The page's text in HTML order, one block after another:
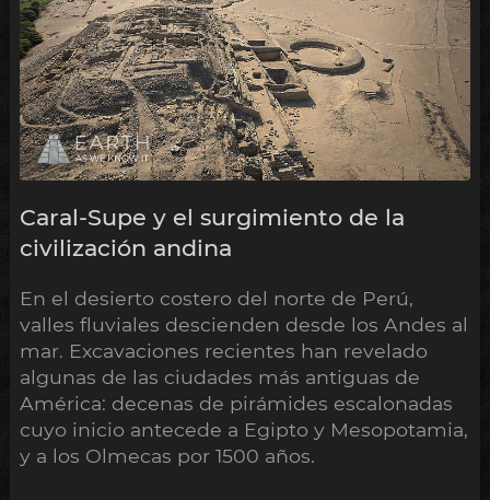
Caral-Supe y el surgimiento de la
civilización andina
En el desierto costero del norte de Perú,
valles fluviales descienden desde los Andes al
mar. Excavaciones recientes han revelado
algunas de las ciudades más antiguas de
América: decenas de pirámides escalonadas
cuyo inicio antecede a Egipto y Mesopotamia,
y a los Olmecas por 1500 años.